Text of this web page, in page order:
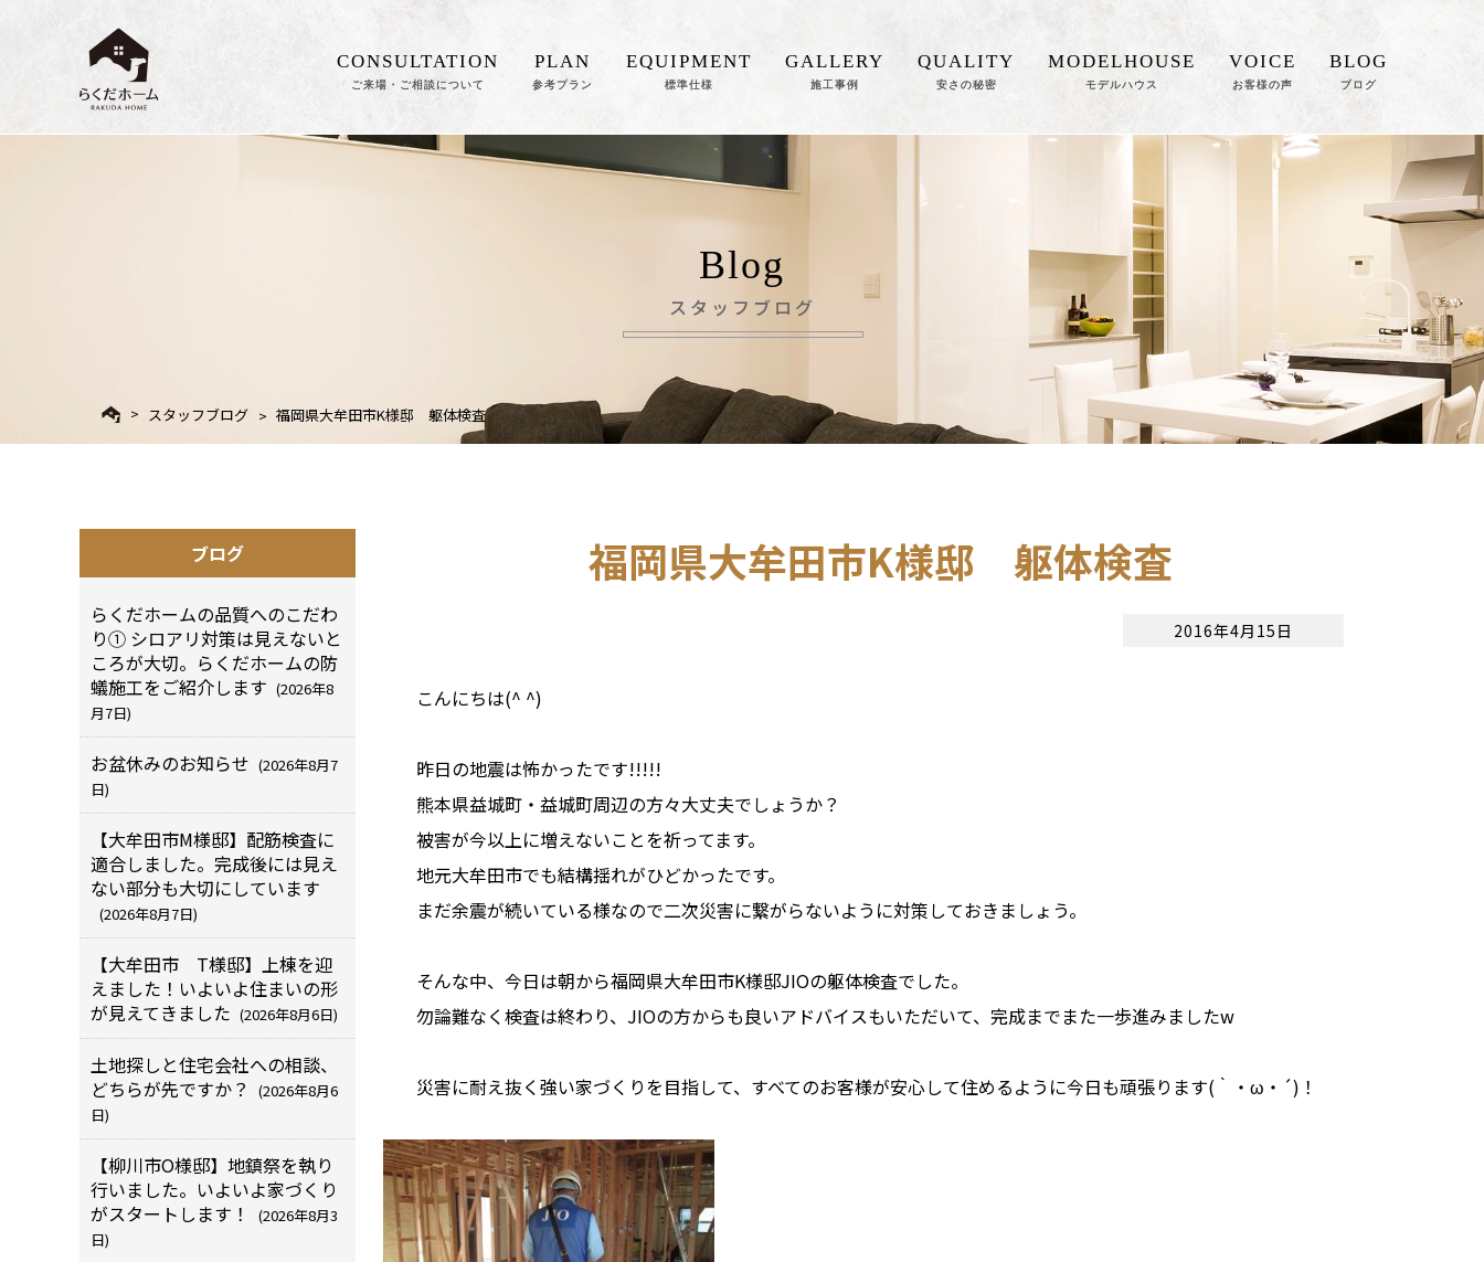
CONSULTATION
ご来場・ご相談について
PLAN
参考プラン
EQUIPMENT
標準仕様
GALLERY
施工事例
QUALITY
安さの秘密
MODELHOUSE
モデルハウス
VOICE
お客様の声
BLOG
ブログ
Blog
スタッフブログ
スタッフブログ 福岡県大牟田市K様邸 躯体検査
福岡県大牟田市K様邸 躯体検査
2016年4月15日
こんにちは(^ ^)
昨日の地震は怖かったです!!!!!
熊本県益城町・益城町周辺の方々大丈夫でしょうか？
被害が今以上に増えないことを祈ってます。
地元大牟田市でも結構揺れがひどかったです。
まだ余震が続いている様なので二次災害に繋がらないように対策しておきましょう。
そんな中、今日は朝から福岡県大牟田市K様邸JIOの躯体検査でした。
勿論難なく検査は終わり、JIOの方からも良いアドバイスもいただいて、完成までまた一歩進みましたw
災害に耐え抜く強い家づくりを目指して、すべてのお客様が安心して住めるように今日も頑張ります(｀・ω・´)！
ブログ
らくだホームの品質へのこだわ
り① シロアリ対策は見えないと
ころが大切。らくだホームの防
蟻施工をご紹介します (2026年8
月7日)
お盆休みのお知らせ (2026年8月7
日)
【大牟田市M様邸】配筋検査に
適合しました。完成後には見え
ない部分も大切にしています
(2026年8月7日)
【大牟田市 T様邸】上棟を迎
えました！いよいよ住まいの形
が見えてきました (2026年8月6日)
土地探しと住宅会社への相談、
どちらが先ですか？
(2026年8月6
日)
【柳川市O様邸】地鎮祭を執り
行いました。いよいよ家づくり
がスタートします！
(2026年8月3
日)